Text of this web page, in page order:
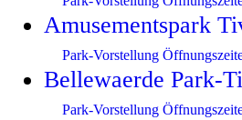
Amusementspark
Park-Vorstellung
Bellewaerde Park-
Park-Vorstellung